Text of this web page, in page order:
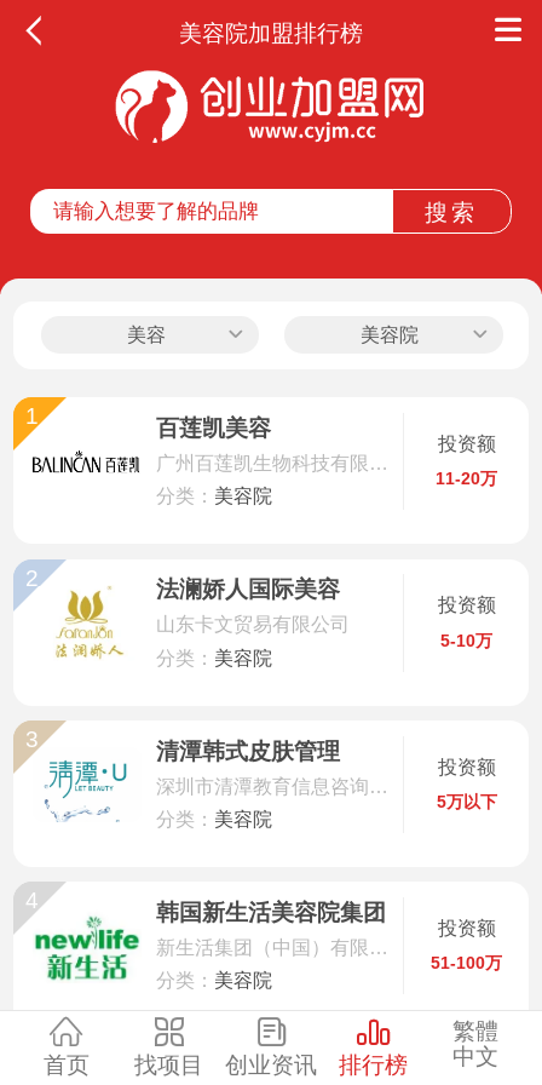
美容院加盟排行榜
美容 美容院
百莲凯美容
广州百莲凯生物科技有限公司
分类： 美容院
投资额
11-20万
1
法澜娇人国际美容
山东卡文贸易有限公司
分类： 美容院
投资额
5-10万
2
清潭韩式皮肤管理
深圳市清潭教育信息咨询有限公司
分类： 美容院
投资额
5万以下
3
韩国新生活美容院集团
新生活集团（中国）有限公司
分类： 美容院
投资额
51-100万
4
诗美诗格
首页 找项目 创业资讯 排行榜
繁體
中文
全部
酒店
家居
服装
酒水饮品
零售
医药
环保